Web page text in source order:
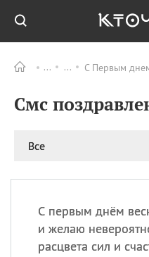
С Первым
Смс
Все
С первым днём
и желаю
расцвета сил и